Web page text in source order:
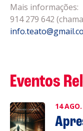
Mais informações:
914 279 642
Eventos
14AGO.